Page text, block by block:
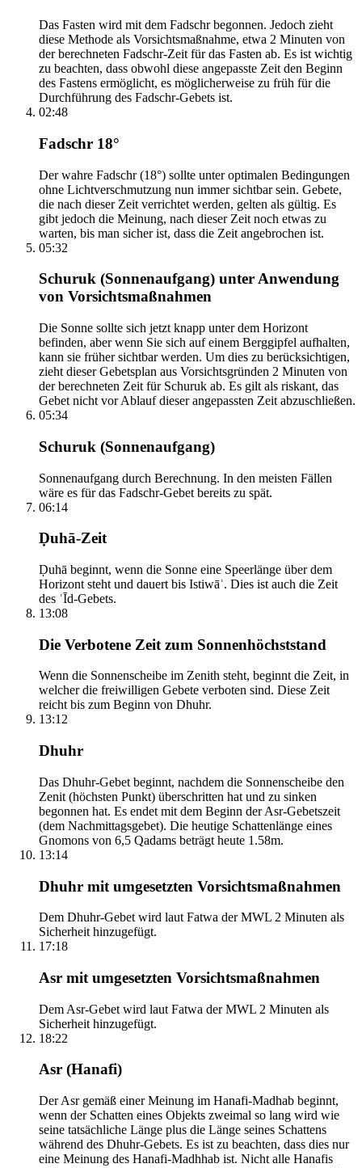
Das Fasten wird mit dem Fadschr begonnen. Jedoch zieht
diese Methode als Vorsichtsmaßnahme, etwa 2 Minuten von
der berechneten Fadschr-Zeit für das Fasten ab. Es ist wichtig
zu beachten, dass obwohl diese angepasste Zeit den Beginn
des Fastens ermöglicht, es möglicherweise zu früh für die
Durchführung des Fadschr-Gebets ist.
02:48
Fadschr 18°
Der wahre Fadschr (18°) sollte unter optimalen Bedingungen
ohne Lichtverschmutzung nun immer sichtbar sein. Gebete,
die nach dieser Zeit verrichtet werden, gelten als gültig. Es
gibt jedoch die Meinung, nach dieser Zeit noch etwas zu
warten, bis man sicher ist, dass die Zeit angebrochen ist.
05:32
Schuruk (Sonnenaufgang) unter Anwendung
von Vorsichtsmaßnahmen
Die Sonne sollte sich jetzt knapp unter dem Horizont
befinden, aber wenn Sie sich auf einem Berggipfel aufhalten,
kann sie früher sichtbar werden. Um dies zu berücksichtigen,
zieht dieser Gebetsplan aus Vorsichtsgründen 2 Minuten von
der berechneten Zeit für Schuruk ab. Es gilt als riskant, das
Gebet nicht vor Ablauf dieser angepassten Zeit abzuschließen.
05:34
Schuruk (Sonnenaufgang)
Sonnenaufgang durch Berechnung. In den meisten Fällen
wäre es für das Fadschr-Gebet bereits zu spät.
06:14
Ḍuhā-Zeit
Ḍuhā beginnt, wenn die Sonne eine Speerlänge über dem
Horizont steht und dauert bis Istiwāʾ. Dies ist auch die Zeit
des ʿĪd-Gebets.
13:08
Die Verbotene Zeit zum Sonnenhöchststand
Wenn die Sonnenscheibe im Zenith steht, beginnt die Zeit, in
welcher die freiwilligen Gebete verboten sind. Diese Zeit
reicht bis zum Beginn von Dhuhr.
13:12
Dhuhr
Das Dhuhr-Gebet beginnt, nachdem die Sonnenscheibe den
Zenit (höchsten Punkt) überschritten hat und zu sinken
begonnen hat. Es endet mit dem Beginn der Asr-Gebetszeit
(dem Nachmittagsgebet). Die heutige Schattenlänge eines
Gnomons von 6,5 Qadams beträgt heute 1.58m.
13:14
Dhuhr mit umgesetzten Vorsichtsmaßnahmen
Dem Dhuhr-Gebet wird laut Fatwa der MWL 2 Minuten als
Sicherheit hinzugefügt.
17:18
Asr mit umgesetzten Vorsichtsmaßnahmen
Dem Asr-Gebet wird laut Fatwa der MWL 2 Minuten als
Sicherheit hinzugefügt.
18:22
Asr (Hanafi)
Der Asr gemäß einer Meinung im Hanafi-Madhab beginnt,
wenn der Schatten eines Objekts zweimal so lang wird wie
seine tatsächliche Länge plus die Länge seines Schattens
während des Dhuhr-Gebets. Es ist zu beachten, dass dies nur
eine Meinung des Hanafi-Madhhab ist. Nicht alle Hanafis